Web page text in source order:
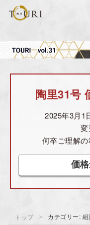
陶里31号
2025年3月1
変
何卒ご理解の
価
トップ カテゴリー: